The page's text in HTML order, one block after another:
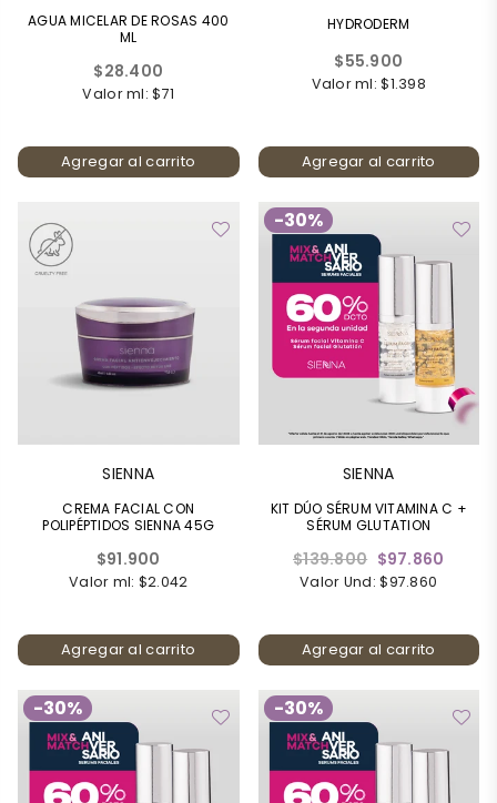
AGUA MICELAR DE ROSAS 400
ML
Precio
habitual
$28.400
Valor ml: $71
Agregar al carrito
HYDRODERM
Precio
habitual
$55.900
Valor ml: $1.398
Agregar al carrito
SIENNA
CREMA FACIAL CON
POLIPÉPTIDOS SIENNA 45G
Precio
habitual
$91.900
Valor ml: $2.042
Agregar al carrito
-30%
SIENNA
KIT DÚO SÉRUM VITAMINA C +
SÉRUM GLUTATION
Precio
habitual
$139.800 $97.860
Valor Und: $97.860
Agregar al carrito
-30% -30%